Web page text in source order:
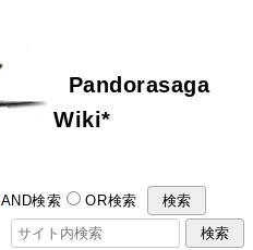
Pandorasaga
Wiki*
AND検索 OR検索